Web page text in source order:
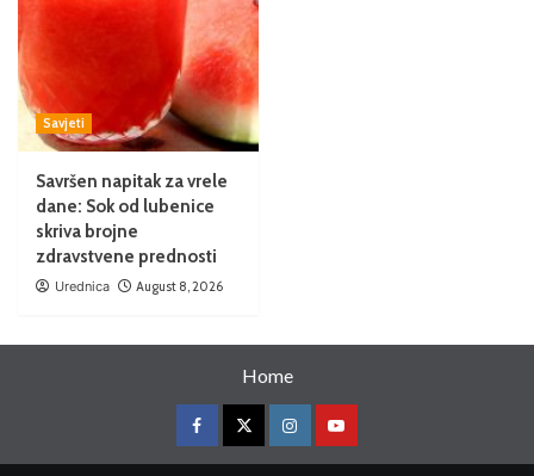
Savjeti
Savršen napitak za vrele
dane: Sok od lubenice
skriva brojne
zdravstvene prednosti
Urednica August 8, 2026
Home